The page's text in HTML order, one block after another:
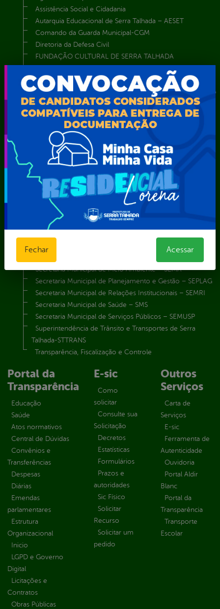
Assistência Social e Cidadania
Autarquia Educacional de Serra Talhada – AESET
Comando da Guarda Municipal-CGM
Diretoria da Defesa Civil
FUNDAÇÃO CULTURAL DE SERRA TALHADA
Gabinete do Vice-Prefeito
Instituto de Previdência Própria dos Servidores Públicos do
Município de Serra Talhada-IPPS
Obras e Infraestrutura
Procuradoria Geral do Município
Secretaria de Comunicação Social e Audiovisual
Secretaria de Desenvolvimento Econômico e Turismo
Secretaria de Iluminação Pública e Energia Elétrica
Secretaria Municipal da Mulher – SEMU
Secretaria Municipal de Administração – SAD
Secretaria Municipal de Agricultura e Recursos Hídricos –
SEMARH / Secretaria de Agricultura Familiar – SEMAF
Secretaria Municipal de Educação – SEST
Secretaria Municipal de Finanças – SECFIN
Secretaria Municipal de Meio Ambiente – SEMA
Secretaria Municipal de Planejamento e Gestão – SEPLAG
Secretaria Municipal de Relações Institucionais – SEMRI
Secretaria Municipal de Saúde – SMS
Secretaria Municipal de Serviços Públicos – SEMUSP
Superintendência de Trânsito e Transportes de Serra
Talhada-STTRANS
Transparência, Fiscalização e Controle
Portal da
Transparência
Educação
Saúde
Atos normativos
Central de Dúvidas
Convênios e
Transferências
Despesas
Diárias
Emendas
parlamentares
Estrutura
Organizacional
Inicio
LGPD e Governo
Digital
Licitações e
Contratos
Obras Públicas
E-sic
Como
solicitar
Consulte sua
Solicitação
Decretos
Estatísticas
Formulários
Prazos e
autoridades
Sic Físico
Solicitar
Recurso
Solicitar um
pedido
Outros
Serviços
Carta de
Serviços
E-sic
Ferramenta de
Autenticidade
Ouvidoria
Portal Aldir
Blanc
Portal da
Transparência
Transporte
Escolar
Fechar Acessar